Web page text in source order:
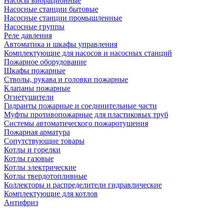
Насосные станции бытовые
Насосные станции промышленные
Насосные группы
Реле давления
Автоматика и шкафы управления
Комплектующие для насосов и насосных станций
Пожарное оборудование
Шкафы пожарные
Стволы, рукава и головки пожарные
Клапаны пожарные
Огнетушители
Гидранты пожарные и соединительные части
Муфты противопожарные для пластиковых труб
Системы автоматического пожаротушения
Пожарная арматура
Сопутствующие товары
Котлы и горелки
Котлы газовые
Котлы электрические
Котлы твердотопливные
Коллекторы и распределители гидравлические
Комплектующие для котлов
Антифриз